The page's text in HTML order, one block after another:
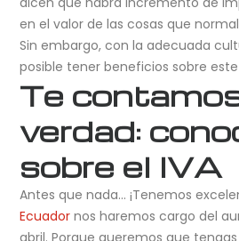
en el valor de las cosas que
Sin embargo, con la adecuada
posible tener beneficios sobre
Te
verdad:
sobre el IVA
Antes que nada… ¡Tenemos
Ecuador nos haremos cargo del